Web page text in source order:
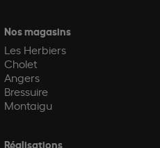
Nos magasins
Les Herbiers
Cholet
Angers
Bressuire
Montaigu
Réalisations